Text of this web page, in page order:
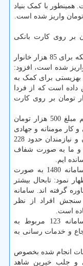
با کمک بنیاد
مبلغ ۵۰۰ هزار تومان بر روی کارت بانکی
رئیس سازمان بهزیستی کشور با اشاره به اینکه برای 85 هزار خانوار
300 هزار تومان واریز شده است، افزود:
سازمان بهزیستی برای کمک به
است که از فردا
(۲۴ اردیبهشت ماه) مبلغ ۵۰۰ هزار تومان بر روی کارت
وی افزود: برای افراد مراکز شبانه ریزی هم مبلغ 500 هزار تومان
کار مومنانه و جهادی
مسئولین و مردم در جهت کمک به سالمندان و نیازمندان حدود 228
و ما به صورت شفاف
ایم.
وی با اشاره به اینکه 400 مشاوربهزیستی سامانه 1480 به صورت
نمود: تابحال بیشتر
ساعت مشاوره گرفته اند. سامانه
سنجش افراد از نظر
است.
به گفته رئیس سازمان بهزیستی کشور سامانه 123 مربوط به
و خدمات رسانی به
انجام شده بخصوص
و جلب خیرین شاهد